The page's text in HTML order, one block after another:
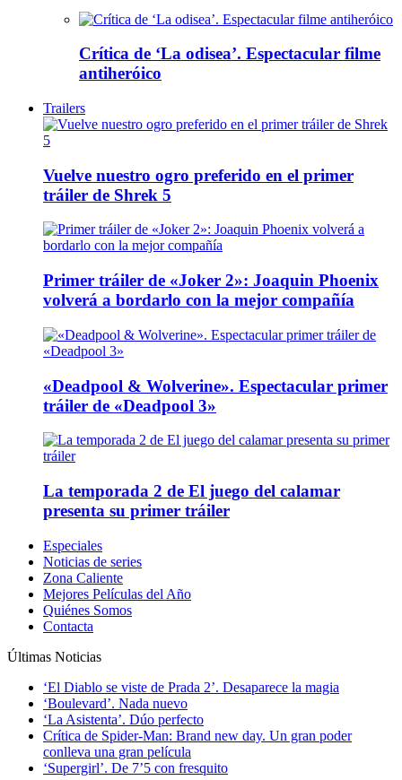
Crítica de ‘La odisea’. Espectacular filme
antiheróico
Trailers
Vuelve nuestro ogro preferido en el primer
tráiler de Shrek 5
Primer tráiler de «Joker 2»: Joaquin Phoenix
volverá a bordarlo con la mejor compañía
«Deadpool & Wolverine». Espectacular primer
tráiler de «Deadpool 3»
La temporada 2 de El juego del calamar
presenta su primer tráiler
Especiales
Noticias de series
Zona Caliente
Mejores Películas del Año
Quiénes Somos
Contacta
Últimas Noticias
‘El Diablo se viste de Prada 2’. Desaparece la magia
‘Boulevard’. Nada nuevo
‘La Asistenta’. Dúo perfecto
Crítica de Spider-Man: Brand new day. Un gran poder
conlleva una gran película
‘Supergirl’. De 7’5 con fresquito